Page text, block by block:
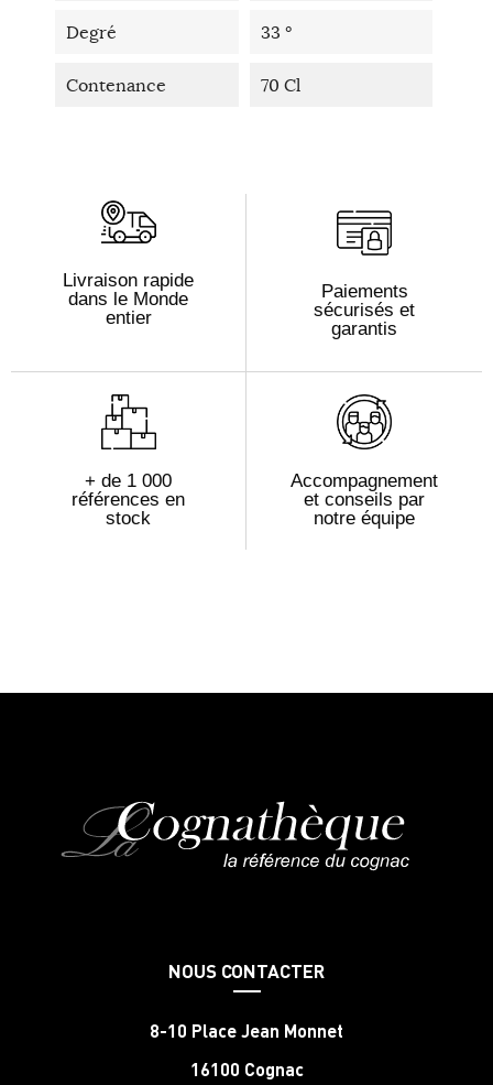
Degré 33 °
Contenance 70 Cl
Livraison rapide
dans le Monde
entier
Paiements
sécurisés et
garantis
+ de 1 000
références en
stock
Accompagnement
et conseils par
notre équipe
NOUS CONTACTER
8-10 Place Jean Monnet
16100 Cognac